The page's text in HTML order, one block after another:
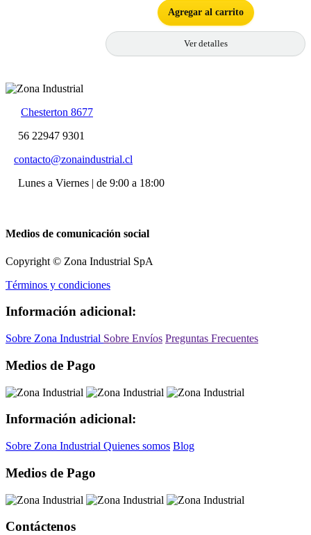
Agregar al carrito
Ver detalles
Chesterton 8677
56 22947 9301
contacto@zonaindustrial.cl
Lunes a Viernes | de 9:00 a 18:00
Medios de comunicación social
Copyright © Zona Industrial SpA
Términos y condiciones
Información adicional:
Sobre Zona Industrial Sobre Envíos Preguntas Frecuentes
Medios de Pago
Información adicional:
Sobre Zona Industrial Quienes somos Blog
Medios de Pago
Contáctenos